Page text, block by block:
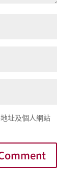
址及個人網站